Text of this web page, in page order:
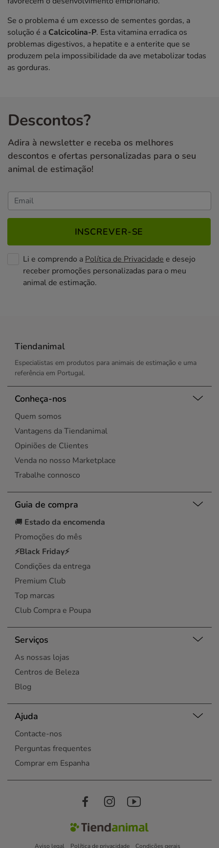
Se o problema é um excesso de sementes gordas, a
solução é a Calcicolina-P. Esta vitamina erradica os
problemas digestivos, a hepatite e a enterite que se
produzem pela impossibilidade da ave metabolizar todas
as gorduras.
Descontos?
Adira à newsletter e receba os melhores
descontos e ofertas personalizadas para o seu
animal de estimação!
INSCREVER-SE
Li e comprendo a Política de Privacidade e desejo
receber promoções personalizadas para o meu
animal de estimação.
Tiendanimal
Especialistas em produtos para animais de estimação e uma
referência em Portugal.
Conheça-nos
Quem somos
Vantagens da Tiendanimal
Opiniões de Clientes
Venda no nosso Marketplace
Trabalhe connosco
Guia de compra
🚚 Estado da encomenda
Promoções do mês
⚡Black Friday⚡
Condições da entrega
Premium Club
Top marcas
Club Compra e Poupa
Serviços
As nossas lojas
Centros de Beleza
Blog
Ajuda
Contacte-nos
Perguntas frequentes
Comprar em Espanha
Aviso legal Política de privacidade Condições gerais